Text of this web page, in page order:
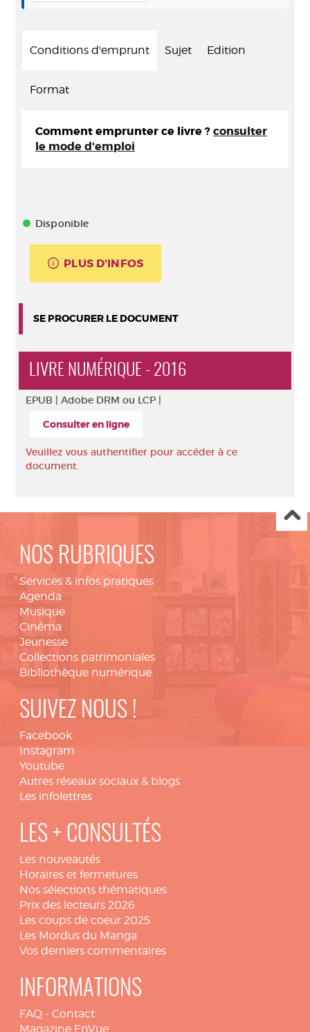
Conditions d'emprunt Sujet Edition
Format
Comment emprunter ce livre ? consulter
le mode d'emploi
Disponible
PLUS D'INFOS
SE PROCURER LE DOCUMENT
LIVRE NUMÉRIQUE - 2016
EPUB | Adobe DRM ou LCP |
Consulter en ligne
Veuillez vous authentifier pour accéder à ce
document.
NOS RUBRIQUES
Services & infos pratiques
Agenda
Musique
Cinéma
Jeunesse
Collections patrimoniales
Bibliothèque numérique
SUIVEZ NOUS !
Facebook
Instagram
Youtube
Autres réseaux sociaux & blogs
Les infolettres
LES + CONSULTÉS
Les nouveautés
Horaires et fermetures
Nos sélections thématiques
Prix des lecteurs 2026
Les coups de coeur 2025
Les Mordus du Manga
Vos derniers commentaires
INFORMATIONS
FAQ - Contact
Magazine EnVue